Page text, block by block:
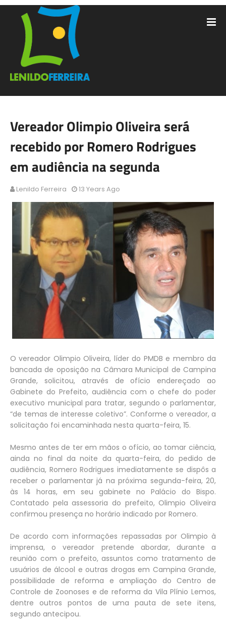
Vereador Olimpio Oliveira será
recebido por Romero Rodrigues
em audiência na segunda
Lenildo Ferreira 13 Years Ago
O vereador Olimpio Oliveira, líder do PMDB e membro da
bancada de oposição na Câmara Municipal de Campina
Grande, solicitou, através de ofício endereçado ao
Gabinete do Prefeito, audiência com o chefe do poder
executivo municipal para tratar, segundo o parlamentar,
“de temas de interesse coletivo”. Conforme o vereador, a
solicitação foi encaminhada nesta quarta-feira, 15.
Mesmo antes de ter em mãos o ofício, ao tomar ciência,
ainda no final da noite da quarta-feira, do pedido de
audiência, Romero Rodrigues imediatamente se dispôs a
receber o parlamentar já na próxima segunda-feira, 20,
às 14 horas, em seu gabinete no Palácio do Bispo.
Contatado pela assessoria do prefeito, Olimpio Oliveira
confirmou presença no horário indicado por Romero.
De acordo com informações repassadas por Olimpio à
imprensa, o vereador pretende abordar, durante a
reunião com o prefeito, assuntos como tratamento de
usuários de álcool e outras drogas em Campina Grande,
possibilidade de reforma e ampliação do Centro de
Controle de Zoonoses e de reforma da Vila Plínio Lemos,
dentre outros pontos de uma pauta de sete itens,
segundo antecipou.